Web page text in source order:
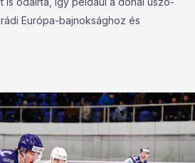
Európa-bajnoksághoz és